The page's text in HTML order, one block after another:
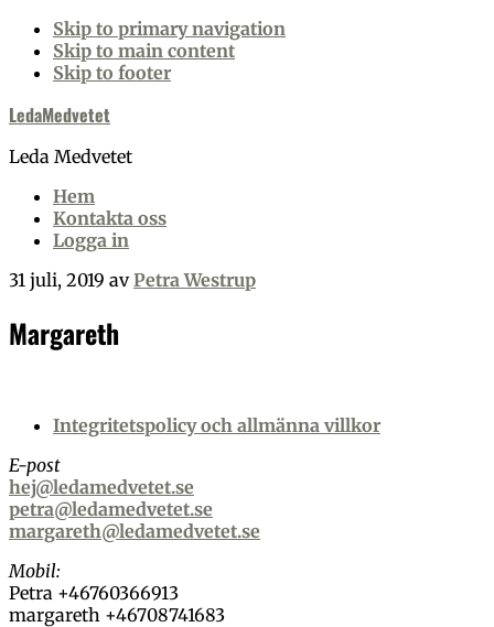
Skip to primary navigation
Skip to main content
Skip to footer
LedaMedvetet
Leda Medvetet
Hem
Kontakta oss
Logga in
31 juli, 2019 avPetra Westrup
Margareth
FooterIntegritetspolicy och allmänna villkor
E-post
hej@ledamedvetet.se
petra@ledamedvetet.se
margareth@ledamedvetet.se
Mobil:
Petra +46760366913
margareth +46708741683